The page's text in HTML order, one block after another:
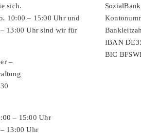
sich.
10:00 – 15:00 Uhr und
13:00 Uhr sind wir für
–
– 15:00 Uhr
13:00 Uhr
IBAN
BIC